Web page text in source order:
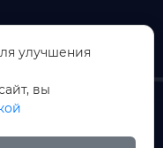
улучшения
вы